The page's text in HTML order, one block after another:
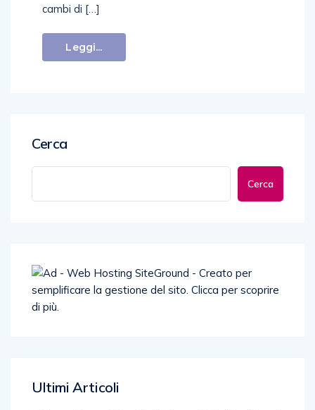
cambi di […]
Leggi...
Cerca
Cerca
Ultimi Articoli